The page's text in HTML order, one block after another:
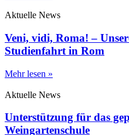
Aktuelle News
Veni, vidi, Roma! –
Studienfahrt in Rom
Mehr lesen »
Aktuelle News
Unterstützung für das
Weingartenschule